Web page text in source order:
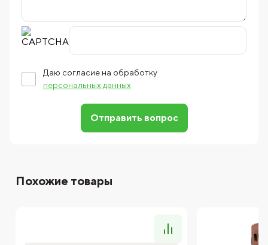
Даю согласие на обработку
персональных данных
Отправить вопрос
Похожие товары